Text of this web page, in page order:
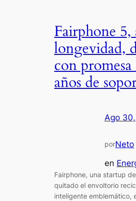
Fairphone 5,
longevidad,
con promesa
años de
Ago
porNeto
en
Fairphone, una startup
quitado el envoltorio
inteligente emblemático,